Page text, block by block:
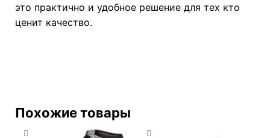
это практично и удобное решение для тех кто
ценит качество.
Похожие товары